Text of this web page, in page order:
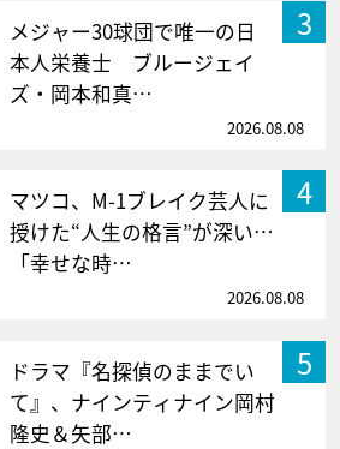
3
メジャー30球団で唯一の日
本人栄養士 ブルージェイ
ズ・岡本和真…
2026.08.08
4
マツコ、M-1ブレイク芸人に
授けた“人生の格言”が深い…
「幸せな時…
2026.08.08
5
ドラマ『名探偵のままでい
て』、ナインティナイン岡村
隆史＆矢部…